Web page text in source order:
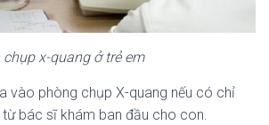
x-quang ở trẻ em
vào phòng chụp X-quang nếu có chỉ
từ bác sĩ khám ban đầu cho con.